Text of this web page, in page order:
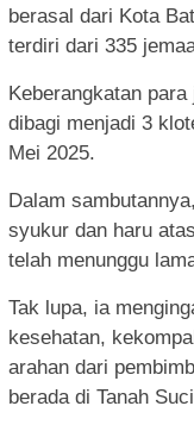
berasal dari Kota
terdiri dari 335
Keberangkatan
dibagi menjadi 3
Mei 2025.
Dalam
syukur dan haru
telah menunggu
Tak lupa, ia
kesehatan,
arahan dari
berada di Tanah